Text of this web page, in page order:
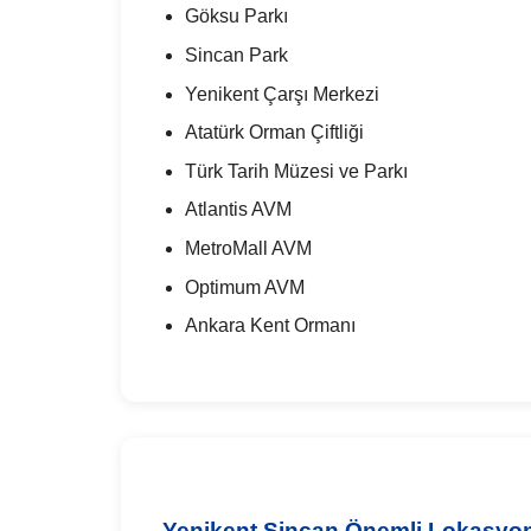
Göksu Parkı
Sincan Park
Yenikent Çarşı Merkezi
Atatürk Orman Çiftliği
Türk Tarih Müzesi ve Parkı
Atlantis AVM
MetroMall AVM
Optimum AVM
Ankara Kent Ormanı